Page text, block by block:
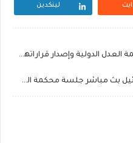
لينكدين
يوتيوب live بث مباشر جلسة محكمة العدل الدولية وإصدار قراراتها بشأن دعوى جنوب أفريقيا ضد اسرائيل اليوم مشاهدة أون لاين في لاهاي يوتيوب لايف
قرارات إصدار قرار الحكم على اسرائيل بث مباشر جلسة محكمة العدل الدولية في لاهاي Al Jazeera مباشر الاخبارية